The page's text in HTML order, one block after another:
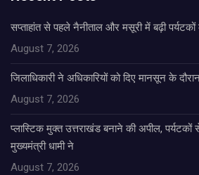
सप्ताहांत से पहले नैनीताल और मसूरी में बढ़ी पर्यटकों
August 7, 2026
जिलाधिकारी ने अधिकारियों को दिए मानसून के
August 7, 2026
प्लास्टिक मुक्त उत्तराखंड बनाने की अपील, पर्यटकों
मुख्यमंत्री धामी ने
August 7, 2026